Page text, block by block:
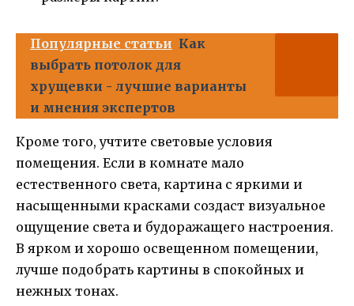
Популярные статьи Как
выбрать потолок для
хрущевки - лучшие варианты
и мнения экспертов
Кроме того, учтите световые условия
помещения. Если в комнате мало
естественного света, картина с яркими и
насыщенными красками создаст визуальное
ощущение света и будоражащего настроения.
В ярком и хорошо освещенном помещении,
лучше подобрать картины в спокойных и
нежных тонах.